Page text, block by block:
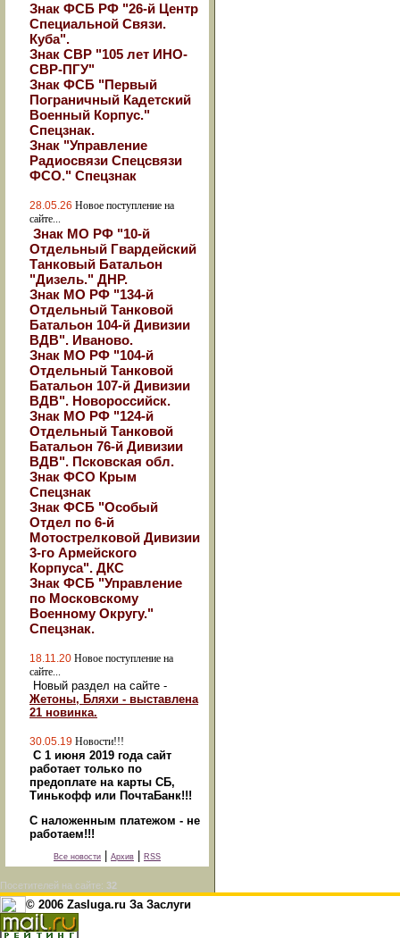
Знак ФСБ РФ "26-й Центр
Специальной Связи.
Куба".
Знак СВР "105 лет ИНО-
СВР-ПГУ"
Знак ФСБ "Первый
Пограничный Кадетский
Военный Корпус."
Спецзнак.
Знак "Управление
Радиосвязи Спецсвязи
ФСО." Спецзнак
28.05.26 Новое поступление на
сайте...
Знак МО РФ "10-й
Отдельный Гвардейский
Танковый Батальон
"Дизель." ДНР.
Знак МО РФ "134-й
Отдельный Танковой
Батальон 104-й Дивизии
ВДВ". Иваново.
Знак МО РФ "104-й
Отдельный Танковой
Батальон 107-й Дивизии
ВДВ". Новороссийск.
Знак МО РФ "124-й
Отдельный Танковой
Батальон 76-й Дивизии
ВДВ". Псковская обл.
Знак ФСО Крым
Спецзнак
Знак ФСБ "Особый
Отдел по 6-й
Мотострелковой Дивизии
3-го Армейского
Корпуса". ДКС
Знак ФСБ "Управление
по Московскому
Военному Округу."
Спецзнак.
18.11.20 Новое поступление на
сайте...
Новый раздел на сайте -
Жетоны, Бляхи - выставлена
21 новинка.
30.05.19 Новости!!!
С 1 июня 2019 года сайт
работает только по
предоплате на карты СБ,
Тинькофф или ПочтаБанк!!!
С наложенным платежом - не
работаем!!!
Все новости Архив RSS
Посетителей на сайте: 32
© 2006 Zasluga.ru За Заслуги